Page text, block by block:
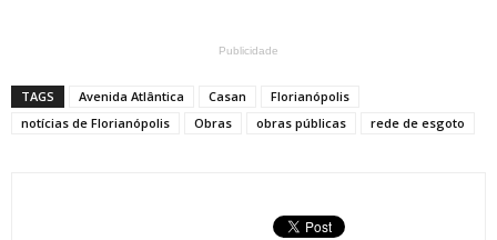
Publicidade
TAGS Avenida Atlântica Casan
Florianópolis
notícias de Florianópolis
Obras obras públicas rede de esgoto